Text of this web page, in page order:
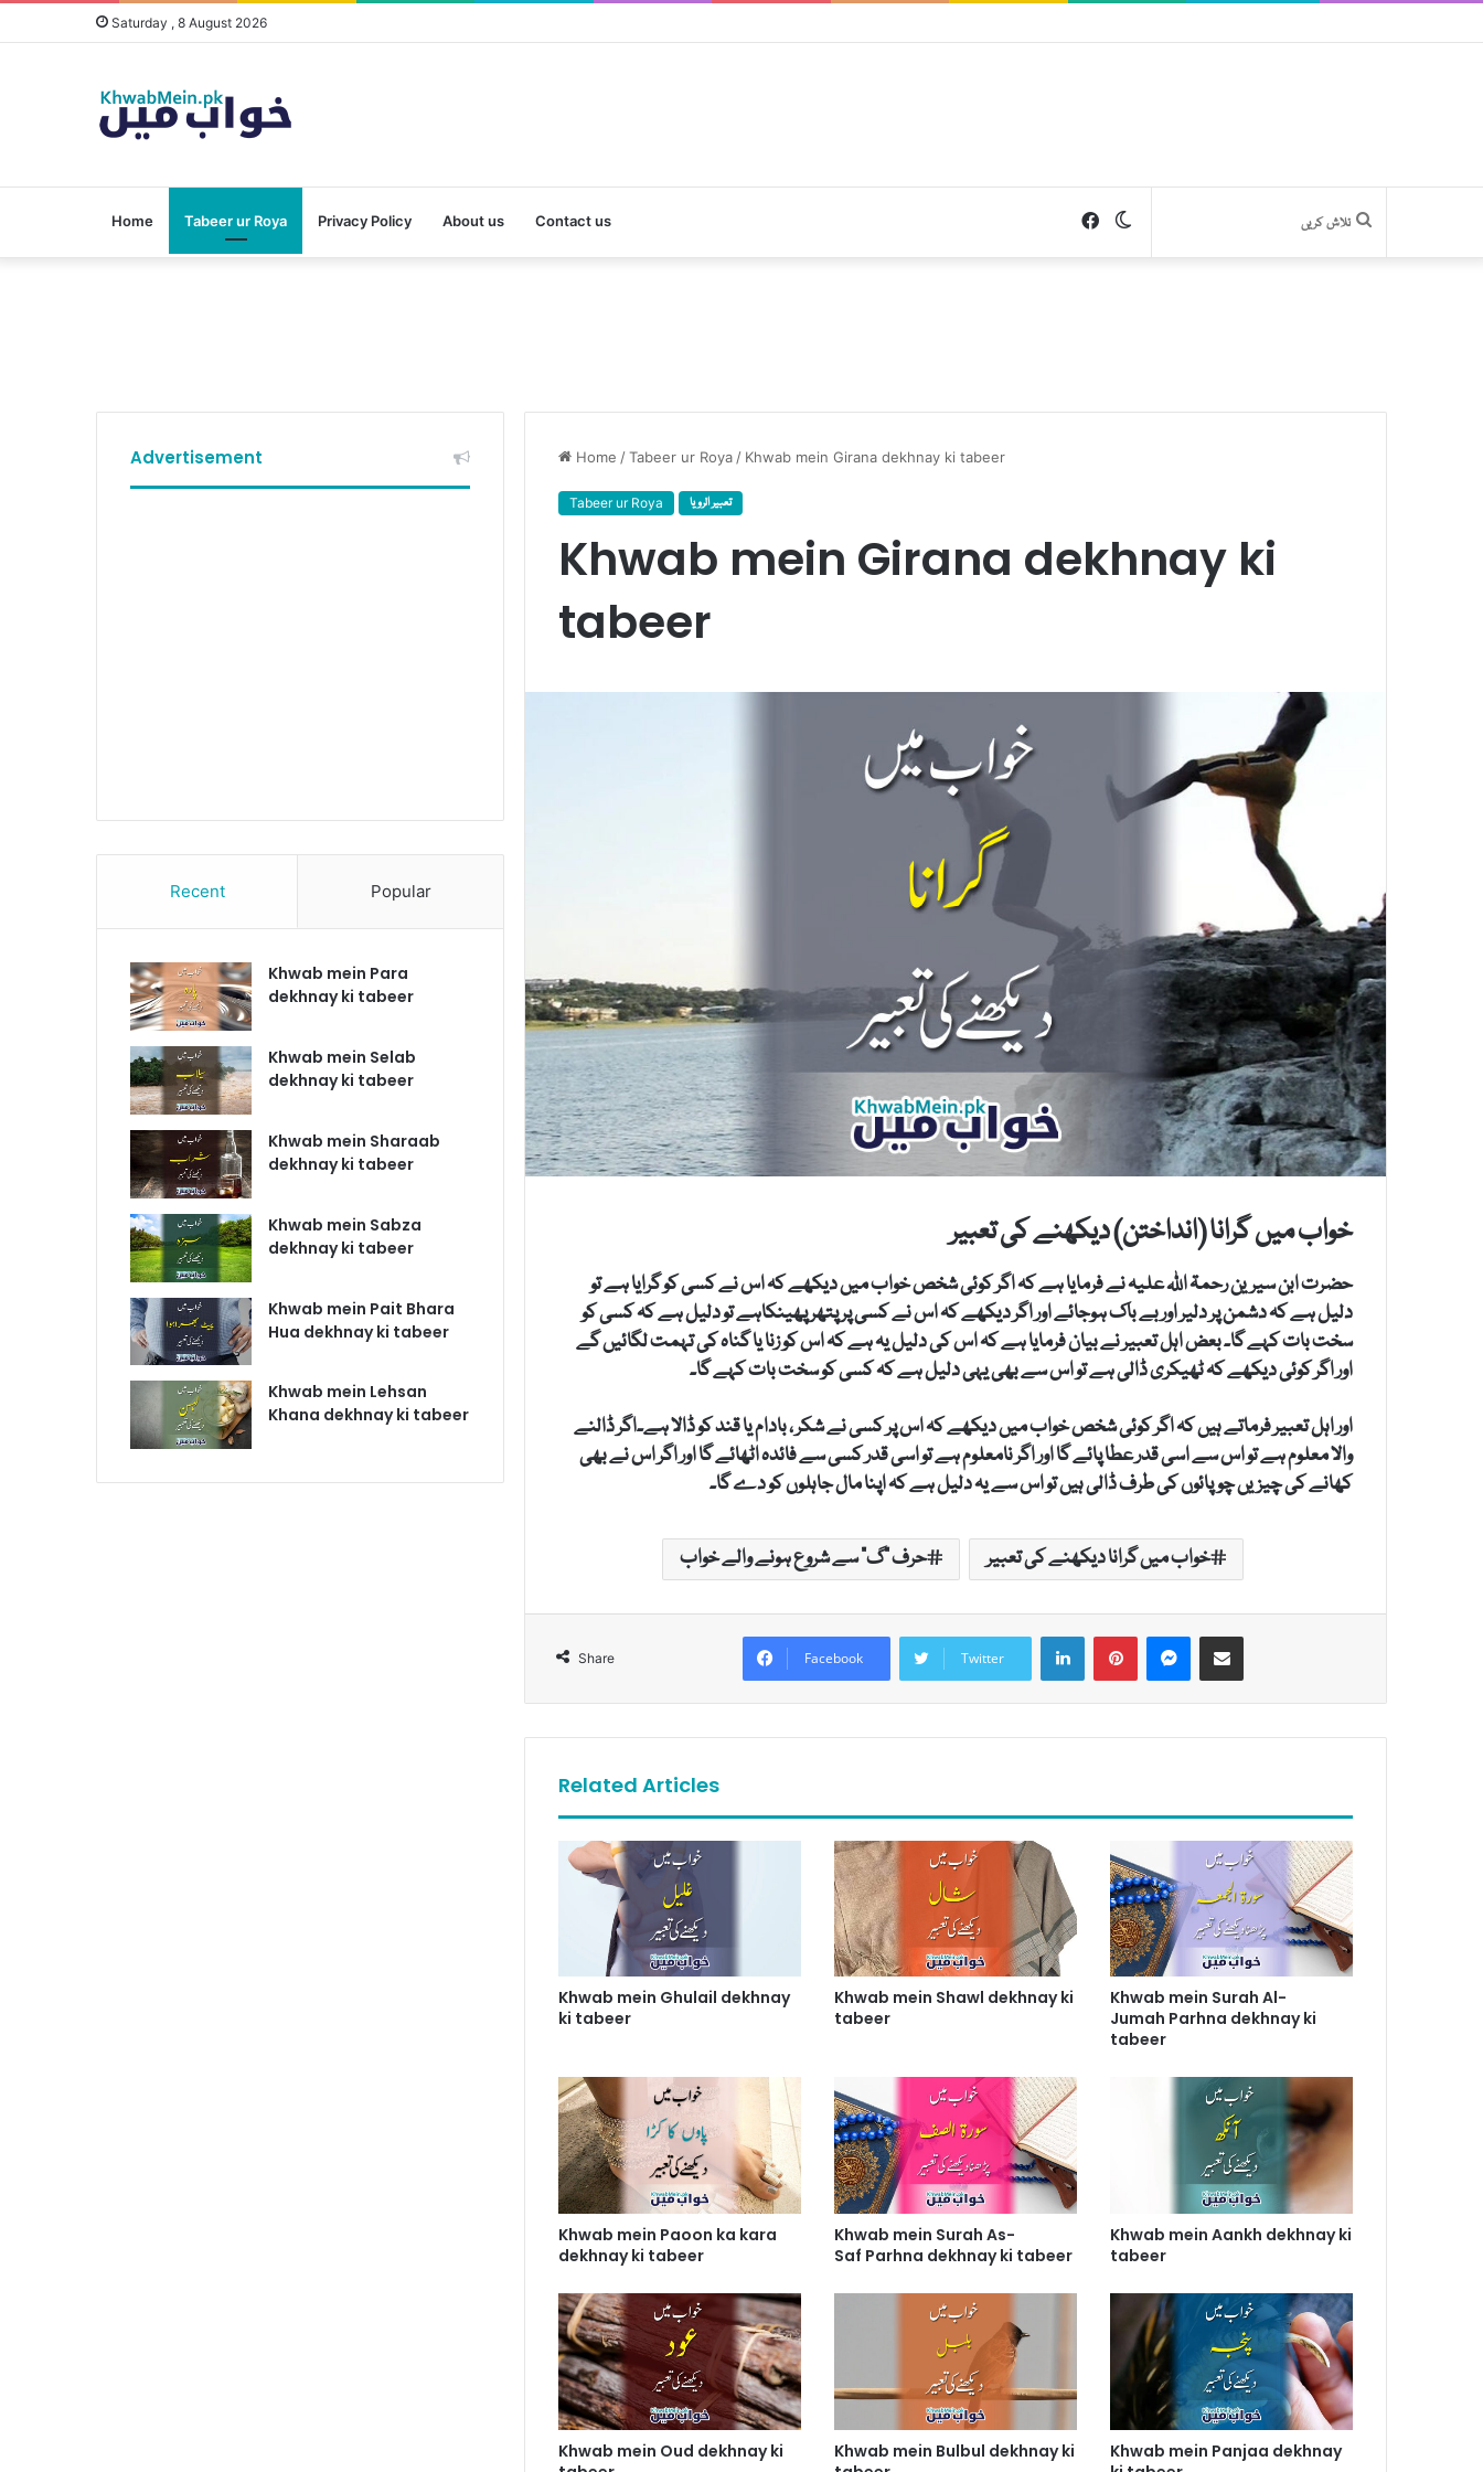
Saturday , 8 August 2026
Home Tabeer ur Roya Privacy Policy About us Contact us تلاش Facebook
Home /Tabeer ur Roya / Khwab mein Girana dekhnay ki tabeer
Tabeer ur Roya تعبیر الرویا
Khwab mein Girana dekhnay ki
tabeer
خواب میں گرانا (انداختن) دیکھنے کی تعبیر
حضرت ابن سیرین رحمۃ اللہ علیہ نے فرمایا ہے کہ اگر کوئی شخص خواب میں دیکھے کہ اس نے کسی کو گرایا ہے تو
دلیل ہے کہ دشمن پر دلیر اور بے باک ہوجائے اور اگر دیکھے کہ اس نے کسی پر پتھر پھینکاہے تو دلیل ہے کہ کسی کو
سخت بات کہے گا۔ بعض اہل تعبیر نے بیان فرمایا ہے کہ اس کی دلیل یہ ہے کہ اس کو زنا یا گناہ کی تہمت لگائیں گے
اور اگر کوئی دیکھے کہ ٹھیکری ڈالی ہے تو اس سے بھی یہی دلیل ہے کہ کسی کو سخت بات کہے گا۔
اور اہل تعبیر فرماتے ہیں کہ اگر کوئی شخص خواب میں دیکھے کہ اس پر کسی نے شکر ، بادام یا قند کو ڈالا ہے۔اگر ڈالنے
والا معلوم ہے تو اس سے اسی قدر عطا پائے گا اور اگر نامعلوم ہے تو اسی قدر کسی سے فائدہ اٹھائے گا اور اگر اس نے بھی
کھانے کی چیزیں چوپائوں کی طرف ڈالی ہیں تو اس سے یہ دلیل ہے کہ اپنا مال جاہلوں کو دے گا۔
حرف "گ" سے شروع ہونے والے خواب خواب میں گرانا دیکھنے کی تعبیر
Share Facebook Twitter
LinkedInPinterestMessenger
Share via Email
Related Articles
Khwab mein Ghulail dekhnay
ki tabeer
Khwab mein Shawl dekhnay ki
tabeer
Khwab mein Surah Al-
Jumah Parhna dekhnay ki
tabeer
Khwab mein Paoon ka kara
dekhnay ki tabeer
Khwab mein Surah As-
Saf Parhna dekhnay ki tabeer
Khwab mein Aankh dekhnay ki
tabeer
Khwab mein Oud dekhnay ki
Khwab mein Bulbul dekhnay ki
Khwab mein Panjaa dekhnay
Advertisement
Recent Popular
Khwab mein Para
dekhnay ki tabeer
Khwab mein Selab
dekhnay ki tabeer
Khwab mein Sharaab
dekhnay ki tabeer
Khwab mein Sabza
dekhnay ki tabeer
Khwab mein Pait Bhara
Hua dekhnay ki tabeer
Khwab mein Lehsan
Khana dekhnay ki tabeer